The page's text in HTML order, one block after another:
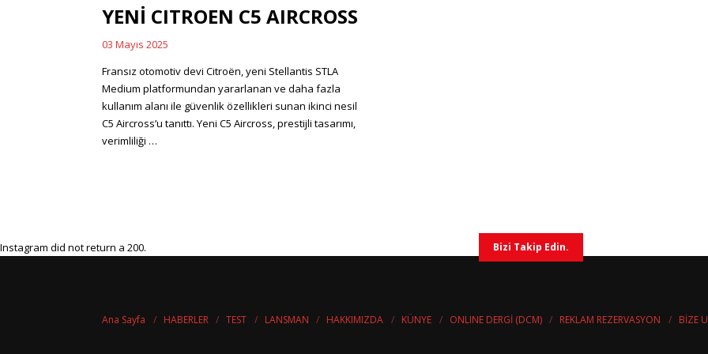
YENİ CITROEN C5 AIRCROSS
Posted
on
03 Mayıs 2025
Fransız otomotiv devi Citroën, yeni Stellantis STLA
Medium platformundan yararlanan ve daha fazla
kullanım alanı ile güvenlik özellikleri sunan ikinci nesil
C5 Aircross’u tanıttı. Yeni C5 Aircross, prestijli tasarımı,
verimliliği …
Instagram did not return a 200. Bizi Takip Edin.
Ana Sayfa HABERLER TEST LANSMAN HAKKIMIZDA KÜNYE ONLINE DERGİ (DCM) REKLAM REZERVASYON BİZE